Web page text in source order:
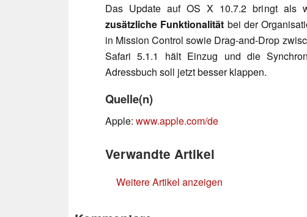
Das Update auf OS X 10.7.2 bringt als
zusätzliche Funktionalität bei der
in Mission Control sowie Drag-and-Drop
Safari 5.1.1 hält Einzug und die
Adressbuch soll jetzt besser klappen.
Quelle(n)
Apple: www.apple.com/de
Verwandte Artikel
Weitere Artikel anzeigen